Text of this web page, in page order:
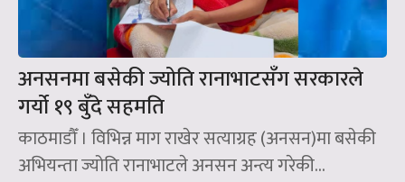
अनसनमा बसेकी ज्योति रानाभाटसँग सरकारले
गर्यो १९ बुँदे सहमति
काठमाडौँ । विभिन्न माग राखेर सत्याग्रह (अनसन)मा बसेकी
अभियन्ता ज्योति रानाभाटले अनसन अन्त्य गरेकी...